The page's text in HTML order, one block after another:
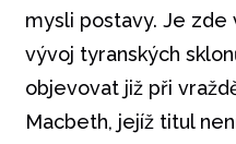
mysli postavy. Je
vývoj tyranských
objevovat již při
Macbeth, jejíž titul